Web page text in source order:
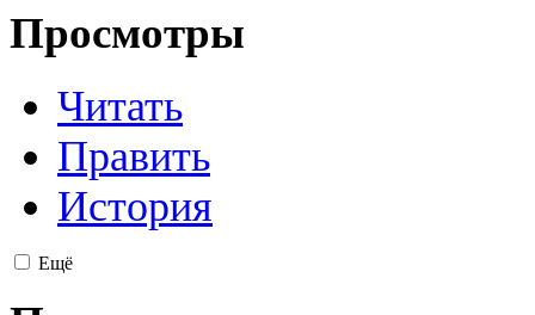
Просмотры
Читать
Править
История
Ещё